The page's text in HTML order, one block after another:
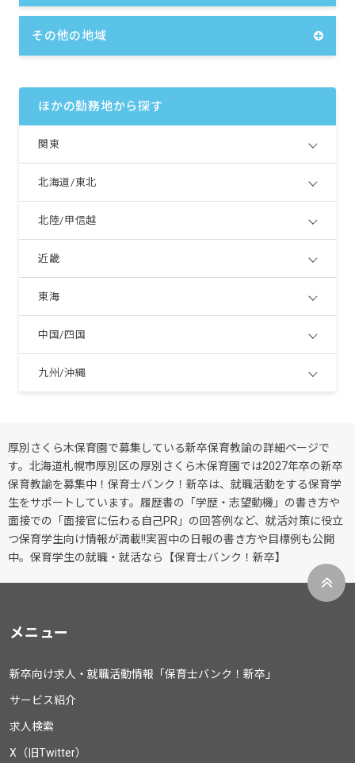
その他の地域
ほかの勤務地から探す
関東
北海道/東北
北陸/甲信越
近畿
東海
中国/四国
九州/沖縄
厚別さくら木保育園で募集している新卒保育教諭の詳細ページで
す。北海道札幌市厚別区の厚別さくら木保育園では2027年卒の新卒
保育教諭を募集中！保育士バンク！新卒は、就職活動をする保育学
生をサポートしています。履歴書の「学歴・志望動機」の書き方や
面接での「面接官に伝わる自己PR」の回答例など、就活対策に役立
つ保育学生向け情報が満載!!実習中の日報の書き方や目標例も公開
中。保育学生の就職・就活なら【保育士バンク！新卒】
メニュー
新卒向け求人・就職活動情報「保育士バンク！新卒」
サービス紹介
求人検索
X（旧Twitter）